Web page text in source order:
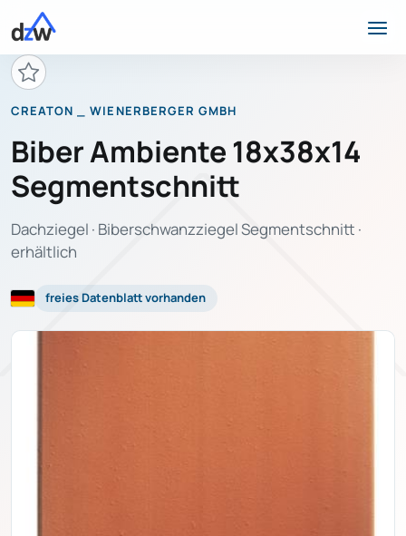
CREATON _ WIENERBERGER GMBH
Biber Ambiente 18x38x14
Segmentschnitt
Dachziegel · Biberschwanzziegel Segmentschnitt ·
erhältlich
freies Datenblatt vorhanden